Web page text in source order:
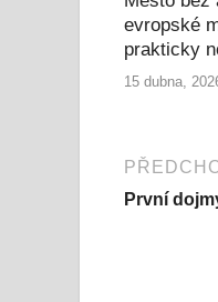
evropské
prakticky
15 dubna,
První